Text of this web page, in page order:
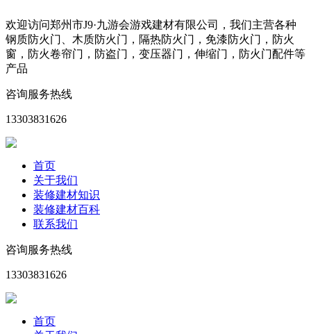
欢迎访问郑州市J9·九游会游戏建材有限公司，我们主营各种
钢质防火门、木质防火门，隔热防火门，免漆防火门，防火
窗，防火卷帘门，防盗门，变压器门，伸缩门，防火门配件等
产品
咨询服务热线
13303831626
首页
关于我们
装修建材知识
装修建材百科
联系我们
咨询服务热线
13303831626
首页